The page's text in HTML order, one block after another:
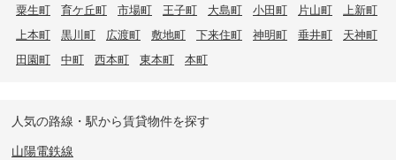
粟生町 育ケ丘町 市場町 王子町 大島町 小田町 片山町
上新町
上本町
黒川町 広渡町 敷地町 下来住町 神明町 垂井町
天神町
田園町
中町 西本町 東本町 本町
人気の路線・駅から賃貸物件を探す
山陽電鉄線